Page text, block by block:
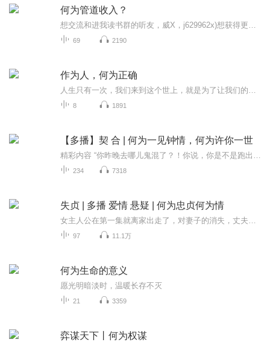
何为管道收入？
69 2190
作为人，何为正确
8 1891
【多播】契 合 | 何为一见钟情，何为许你一世
234 7318
失贞 | 多播 爱情 悬疑 | 何为忠贞何为情
97 11.1万
何为生命的意义
愿光明暗淡时，温暖长存不灭
21 3359
弈谋天下丨何为权谋